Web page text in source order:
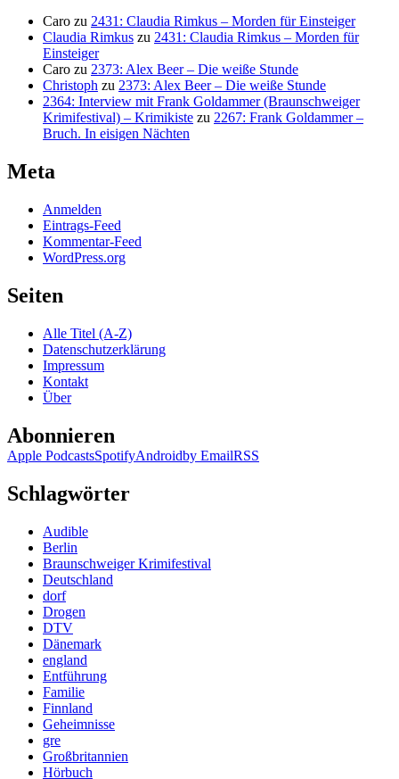
Caro zu 2431: Claudia Rimkus – Morden für Einsteiger
Claudia Rimkus zu 2431: Claudia Rimkus – Morden für
Einsteiger
Caro zu 2373: Alex Beer – Die weiße Stunde
Christoph zu 2373: Alex Beer – Die weiße Stunde
2364: Interview mit Frank Goldammer (Braunschweiger
Krimifestival) – Krimikiste zu 2267: Frank Goldammer –
Bruch. In eisigen Nächten
Meta
Anmelden
Eintrags-Feed
Kommentar-Feed
WordPress.org
Seiten
Alle Titel (A-Z)
Datenschutzerklärung
Impressum
Kontakt
Über
Abonnieren
Apple PodcastsSpotifyAndroidby EmailRSS
Schlagwörter
Audible
Berlin
Braunschweiger Krimifestival
Deutschland
dorf
Drogen
DTV
Dänemark
england
Entführung
Familie
Finnland
Geheimnisse
gre
Großbritannien
Hörbuch